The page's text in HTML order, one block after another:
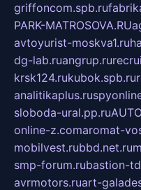
griffoncom.spb.ru
PARK-MATROSOVA.RU
avtoyurist-moskva1.ru
dg-lab.ruangrup.ru
krsk124.rukubok.spb.ru
analitikaplus.ru
sloboda-ural.pp.ru
online-z.comaromat-
mobilvest.rubbd.net.ru
smp-forum.rubastion-
avrmotors.ruart-